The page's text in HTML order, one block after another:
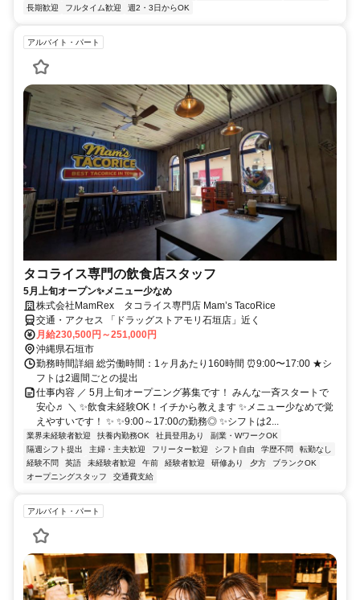
長期歓迎
フルタイム歓迎 週2・3日からOK
アルバイト・パート
タコライス専門の飲食店スタッフ
5月上旬オープン✨メニュー少なめ
株式会社MamRex タコライス専門店 Mam’s TacoRice
交通・アクセス 「ドラッグストアモリ石垣店」近く
月給230,500円～251,000円
沖縄県石垣市
勤務時間詳細 総労働時間：1ヶ月あたり160時間 ⏰9:00〜17:00 ★シ
フトは2週間ごとの提出
仕事内容 ／ 5月上旬オープニング募集です！ みんな一斉スタートで
安心♬ ＼ ✨飲食未経験OK！イチから教えます ✨メニュー少なめで覚
えやすいです！ ✨ ✨9:00～17:00の勤務◎ ✨シフトは2...
業界未経験者歓迎 扶養内勤務OK 社員登用あり
副業・WワークOK
隔週シフト提出
主婦・主夫歓迎 フリーター歓迎 シフト自由 学歴不問
転勤なし
経験不問
英語 未経験者歓迎 午前 経験者歓迎 研修あり 夕方
ブランクOK
オープニングスタッフ
交通費支給
アルバイト・パート